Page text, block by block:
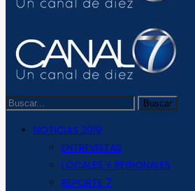
NOTICIAS 2019
ENTREVISTAS
LOCALES Y REGIONALES
REPORTE 7